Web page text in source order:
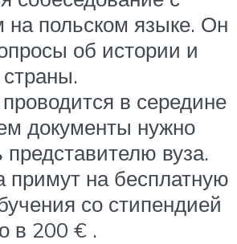
на польском языке. Он
об истории и
страны.
в середине
документы нужно
представителю вуза.
примут на бесплатную
со стипендией
в 200 € .